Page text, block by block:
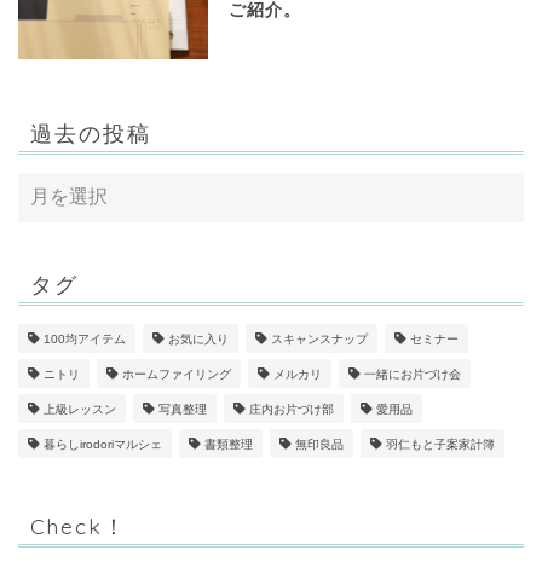
ご紹介。
過去の投稿
タグ
100均アイテム お気に入り スキャンスナップ セミナー
ニトリ ホームファイリング メルカリ 一緒にお片づけ会
上級レッスン 写真整理 庄内お片づけ部 愛用品
暮らしirodoriマルシェ 書類整理 無印良品 羽仁もと子案家計簿
Check！